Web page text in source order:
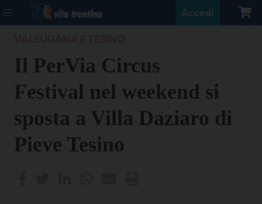
Accedi
Il PerVia Circus
Festival nel weekend si
sposta a Villa Daziaro di
Pieve Tesino